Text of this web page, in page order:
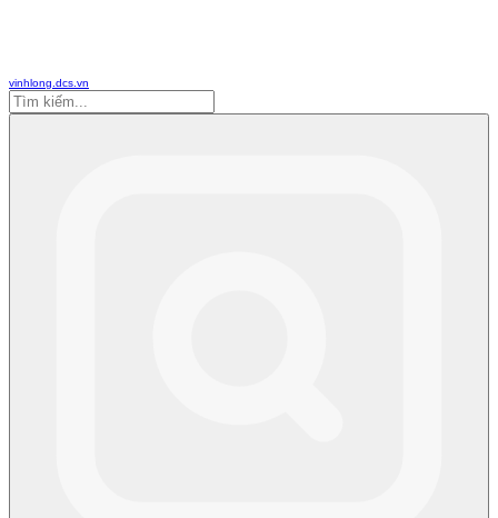
vinhlong.dcs.vn